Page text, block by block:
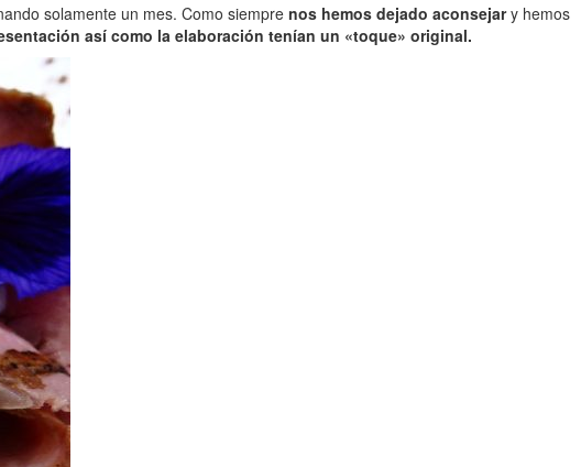
solamente un mes. Como siempre nos hemos dejado aconsejary hemos
así como la elaboración tenían un «toque» original.